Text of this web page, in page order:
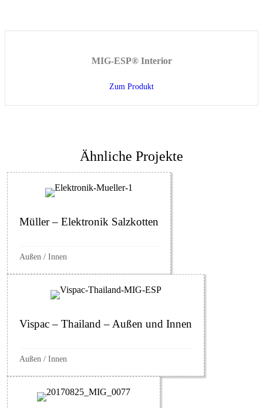
MIG-ESP® Interior
Zum Produkt
Ähnliche Projekte
Müller – Elektronik Salzkotten
Außen /Innen
Vispac – Thailand – Außen und Innen
Außen /Innen